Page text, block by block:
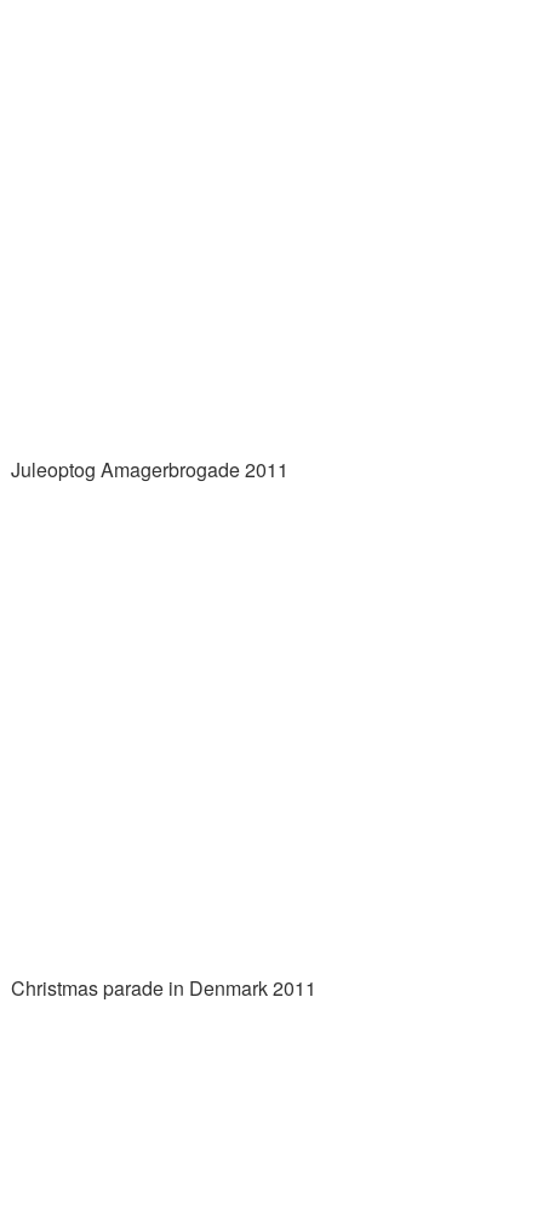
Juleoptog Amagerbrogade 2011
Christmas parade in Denmark 2011